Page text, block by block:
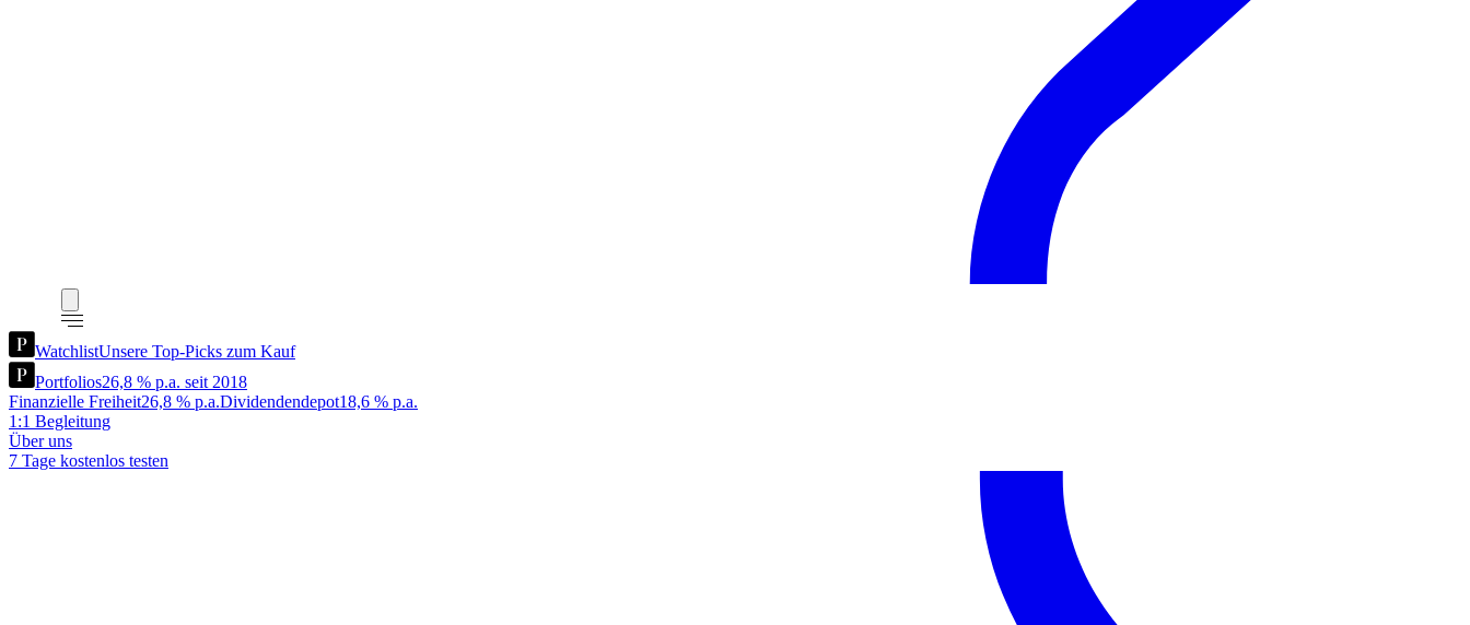
WatchlistUnsere Top-Picks zum Kauf
Portfolios26,8 % p.a. seit 2018
Finanzielle Freiheit26,8 % p.a.Dividendendepot18,6 % p.a.
1:1 Begleitung
Über uns
7 Tage kostenlos testen